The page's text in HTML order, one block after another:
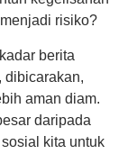
risiko?
berita
dibicarakan,
aman diam.
daripada
kita untuk